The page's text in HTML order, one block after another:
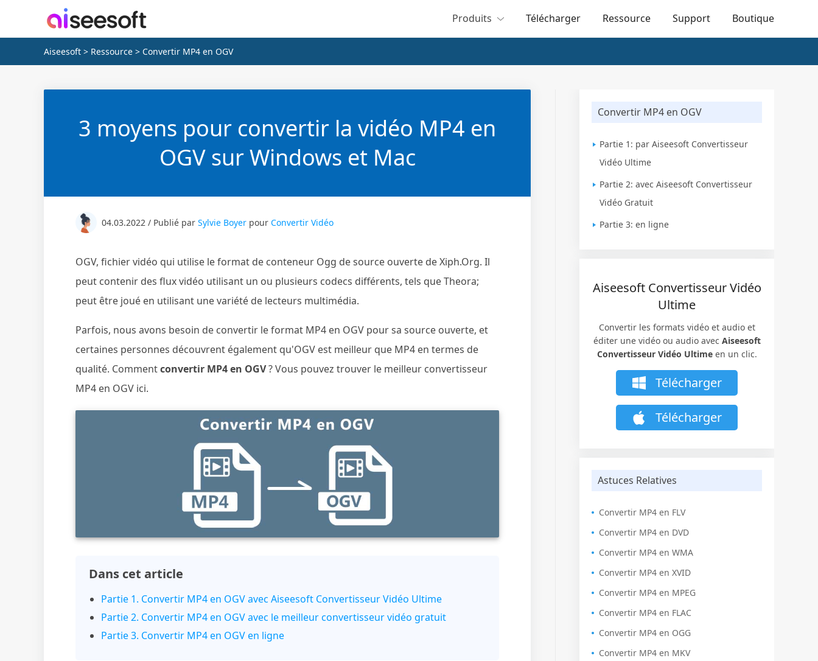
Produits Télécharger Ressource Support Boutique
Aiseesoft > Ressource > Convertir MP4 en OGV
Convertir MP4 en OGV
Partie 1: par Aiseesoft Convertisseur
Vidéo Ultime
Partie 2: avec Aiseesoft Convertisseur
Vidéo Gratuit
Partie 3: en ligne
Aiseesoft Convertisseur Vidéo
Ultime
Convertir les formats vidéo et audio et
éditer une vidéo ou audio avec Aiseesoft
Convertisseur Vidéo Ultimeen un clic.
Télécharger
Télécharger
Astuces Relatives
Convertir MP4 en FLV
Convertir MP4 en DVD
Convertir MP4 en WMA
Convertir MP4 en XVID
Convertir MP4 en MPEG
Convertir MP4 en FLAC
Convertir MP4 en OGG
Convertir MP4 en MKV
3 moyens pour convertir la vidéo MP4 en
OGV sur Windows et Mac
04.03.2022 / Publié par Sylvie Boyer pour Convertir Vidéo
OGV, fichier vidéo qui utilise le format de conteneur Ogg de source ouverte de Xiph.Org. Il
peut contenir des flux vidéo utilisant un ou plusieurs codecs différents, tels que Theora;
peut être joué en utilisant une variété de lecteurs multimédia.
Parfois, nous avons besoin de convertir le format MP4 en OGV pour sa source ouverte, et
certaines personnes découvrent également qu'OGV est meilleur que MP4 en termes de
qualité. Commentconvertir MP4 en OGV? Vous pouvez trouver le meilleur convertisseur
MP4 en OGV ici.
Dans cet article
Partie 1. Convertir MP4 en OGV avec Aiseesoft Convertisseur Vidéo Ultime
Partie 2. Convertir MP4 en OGV avec le meilleur convertisseur vidéo gratuit
Partie 3. Convertir MP4 en OGV en ligne